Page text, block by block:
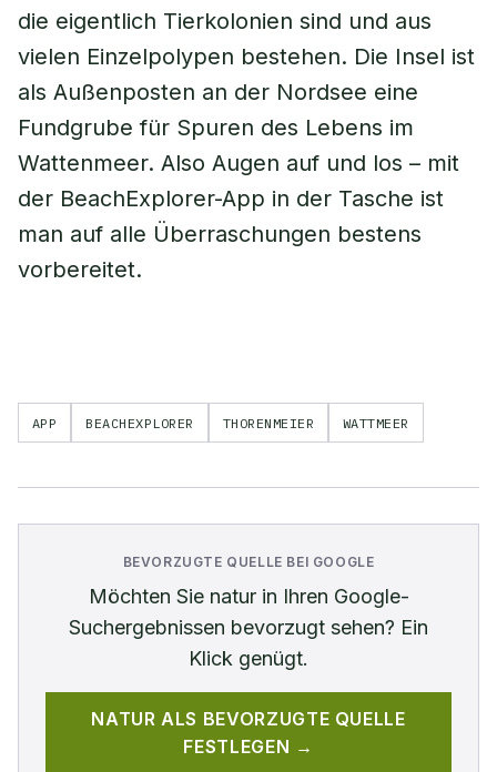
die eigentlich Tierkolonien sind und aus
vielen Einzelpolypen bestehen. Die Insel ist
als Außenposten an der Nordsee eine
Fundgrube für Spuren des Lebens im
Wattenmeer. Also Augen auf und los – mit
der BeachExplorer-App in der Tasche ist
man auf alle Überraschungen bestens
vorbereitet.
APP BEACHEXPLORER THORENMEIER WATTMEER
BEVORZUGTE QUELLE BEI GOOGLE
Möchten Sie naturin Ihren Google-
Suchergebnissen bevorzugt sehen? Ein
Klick genügt.
NATUR ALS BEVORZUGTE QUELLE
FESTLEGEN →